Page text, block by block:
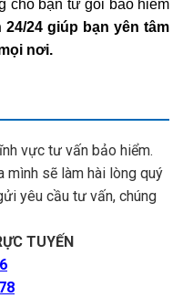
cho bạn từ gói bảo hiểm
24/24 giúp bạn yên tâm
nơi.
vực tư vấn bảo hiểm.
mình sẽ làm hài lòng quý
yêu cầu tư vấn, chúng
TUYẾN